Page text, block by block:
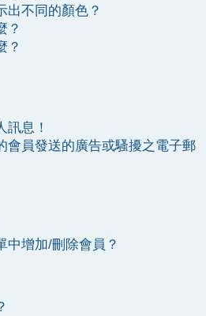
出不同的顏色？
？
？
訊息！
會員發送的廣告或騷擾之電子郵
中增加/刪除會員？